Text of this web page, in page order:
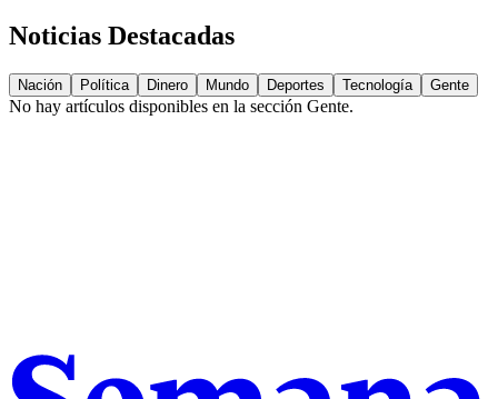
Noticias Destacadas
Nación Política Dinero Mundo Deportes Tecnología Gente
No hay artículos disponibles en la sección Gente.